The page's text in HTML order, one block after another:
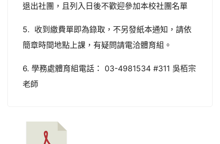
退出社團，且列入日後不歡迎參加本校社團名單
5. 收到繳費單即為錄取，不另發紙本通知，請依
簡章時間地點上課，有疑問請電洽體育組。
6. 學務處體育組電話： 03-4981534 #311 吳栢宗
老師